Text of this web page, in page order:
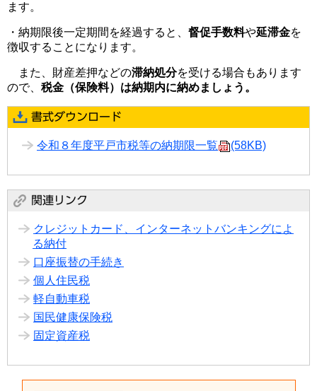
ます。
・納期限後一定期間を経過すると、 督促手数料や延滞金を
徴収することになります。
また、財産差押などの滞納処分を受ける場合もあります
ので、 税金（保険料）は納期内に納めましょう。
令和８年度平戸市税等の納期限一覧 (58KB)
クレジットカード、インターネットバンキングによ
る納付
口座振替の手続き
個人住民税
軽自動車税
国民健康保険税
固定資産税